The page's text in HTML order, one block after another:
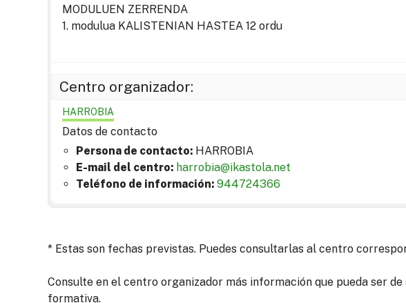
MODULUEN ZERRENDA
1. modulua KALISTENIAN HASTEA 12 ordu
Centro organizador:
HARROBIA
Datos de contacto
Persona de contacto: HARROBIA
E-mail del centro: harrobia@ikastola.net
Teléfono de información: 944724366
* Estas son fechas previstas. Puedes consultarlas al centro
Consulte en el centro organizador más información que pueda ser
formativa.